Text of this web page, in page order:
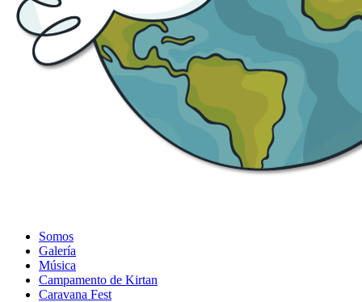
Somos
Galería
Música
Campamento de Kirtan
Caravana Fest